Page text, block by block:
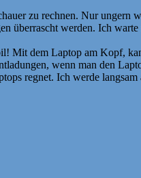
zu rechnen. Nur
überrascht werden. Ich
Mit dem Laptop am Kopf,
wenn man den
regnet. Ich werde